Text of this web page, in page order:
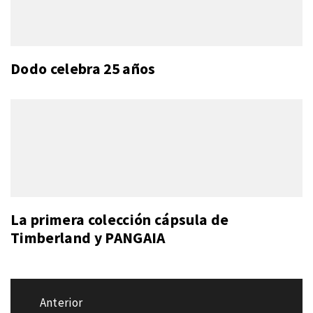
Dodo celebra 25 años
La primera colección cápsula de
Timberland y PANGAIA
Navegación
Anterior